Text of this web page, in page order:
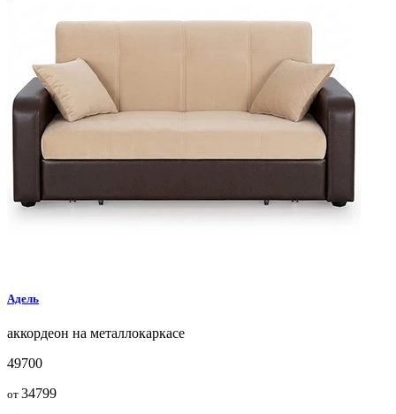
Адель
аккордеон на металлокаркасе
49700
от 34799